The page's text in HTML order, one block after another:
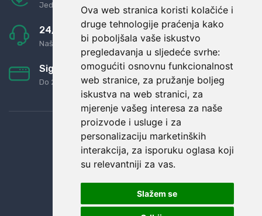
Ova web stranica koristi kolačiće i
druge tehnologije praćenja kako
bi poboljšala vaše iskustvo
pregledavanja u sljedeće svrhe:
omogućiti osnovnu funkcionalnost
web stranice, za pružanje boljeg
iskustva na web stranici, za
mjerenje vašeg interesa za naše
proizvode i usluge i za
personalizaciju marketinških
interakcija, za isporuku oglasa koji
su relevantniji za vas.
Slažem se
Jednostavno pravilo: Roba za novac
24/7 odlična podrška
Naši agenti uvijek na raspolaganju
Sigurno obročno plaćanje
Do 24 rata bez kamata